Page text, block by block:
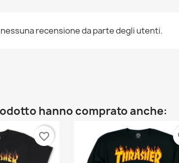
recensione da parte degli utenti.
hanno comprato anche:
favorite_border
Annulla Crea lista dei desideri